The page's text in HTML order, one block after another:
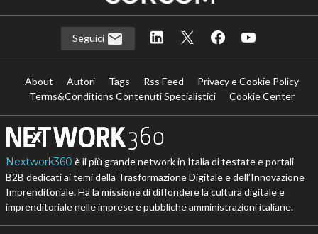
Seguici
About Autori Tags Rss Feed
Privacy e Cookie Policy
Terms&Conditions Contenuti Specialistici
Cookie Center
Nextwork360 è il più grande network in Italia di testate e portali
B2B dedicati ai temi della Trasformazione Digitale e dell’Innovazione
Imprenditoriale. Ha la missione di diffondere la cultura digitale e
imprenditoriale nelle imprese e pubbliche amministrazioni italiane.